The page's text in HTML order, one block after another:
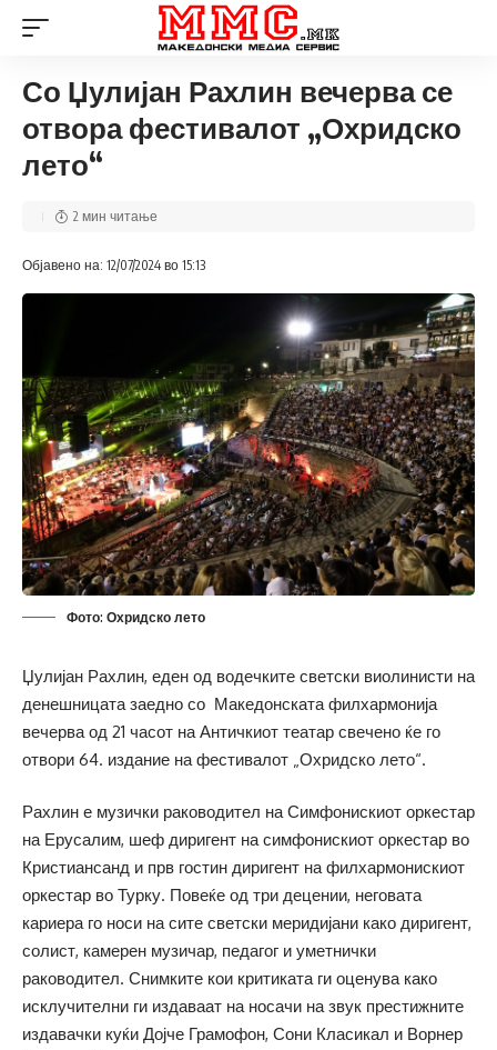
Со Џулијан Рахлин вечерва се
отвора фестивалот „Охридско
лето“
Објавено на: 12/07/2024 во 15:13
2 мин читање
Фото: Охридско лето
Џулијан Рахлин, еден од водечките светски виолинисти на
денешницата заедно со Македонската филхармонија
вечерва од 21 часот на Античкиот театар свечено ќе го
отвори 64. издание на фестивалот „Охридско лето“.
Рахлин е музички раководител на Симфонискиот оркестар
на Ерусалим, шеф диригент на симфонискиот оркестар во
Кристиансанд и прв гостин диригент на филхармонискиот
оркестар во Турку. Повеќе од три децении, неговата
кариера го носи на сите светски меридијани како диригент,
солист, камерен музичар, педагог и уметнички
раководител. Снимките кои критиката ги оценува како
исклучителни ги издаваат на носачи на звук престижните
издавачки куќи Дојче Грамофон, Сони Класикал и Ворнер